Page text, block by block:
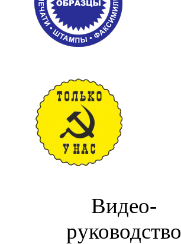
Видео-
руководство